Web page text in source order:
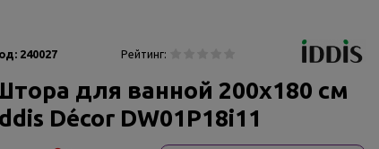
240027 Рейтинг:
для ванной 200x180 см
Décor DW01P18i11